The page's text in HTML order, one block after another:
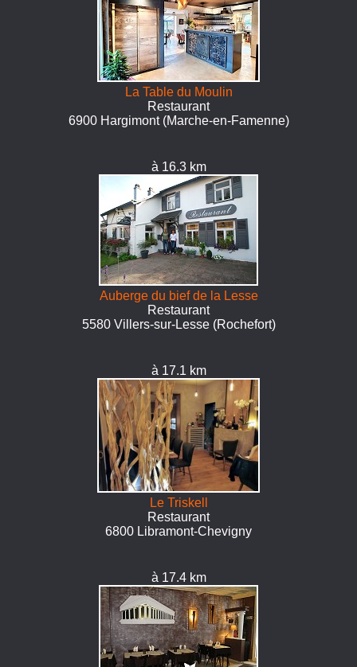
La Table du Moulin
Restaurant
6900 Hargimont (Marche-en-Famenne)
à 16.3 km
Auberge du bief de la Lesse
Restaurant
5580 Villers-sur-Lesse (Rochefort)
à 17.1 km
Le Triskell
Restaurant
6800 Libramont-Chevigny
à 17.4 km